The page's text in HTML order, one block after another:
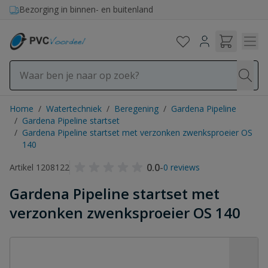
Ga naar de inhoud
Bezorging in binnen- en buitenland
Home / Watertechniek / Beregening / Gardena Pipeline
/ Gardena Pipeline startset
/ Gardena Pipeline startset met verzonken zwenksproeier OS
140
Artikel 1208122
0.0-0 reviews
Gardena Pipeline startset met
verzonken zwenksproeier OS 140